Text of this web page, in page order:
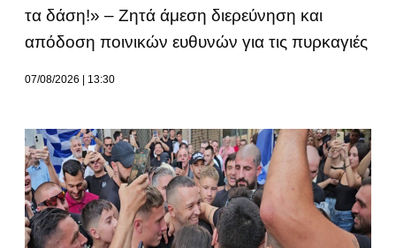
τα δάση!» – Ζητά άμεση διερεύνηση και
απόδοση ποινικών ευθυνών για τις πυρκαγιές
07/08/2026 13:30